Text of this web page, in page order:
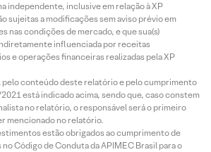
independente, inclusive em relação à XP
sujeitas a modificações sem aviso prévio em
nas condições de mercado, e que sua(s)
influenciada por receitas
e operações financeiras realizadas pela XP
pelo conteúdo deste relatório e pelo cumprimento
está indicado acima, sendo que, caso constem
no relatório, o responsável será o primeiro
mencionado no relatório.
estão obrigados ao cumprimento de
Código de Conduta da APIMEC Brasil para o